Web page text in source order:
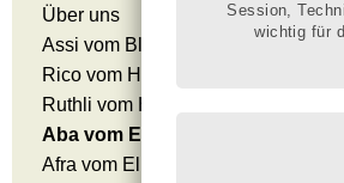
Session,
wichtig für
Über uns
Assi vom Blauen Stahl
Rico vom Hause Ditscher
Ruthli vom Hause Ditscher
Aba vom Elbfeuer
Afra vom Elbfeuer